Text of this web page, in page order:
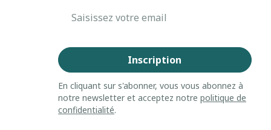
Inscription
En cliquant sur s'abonner, vous vous abonnez à
notre newsletter et acceptez notre politique de
confidentialité.